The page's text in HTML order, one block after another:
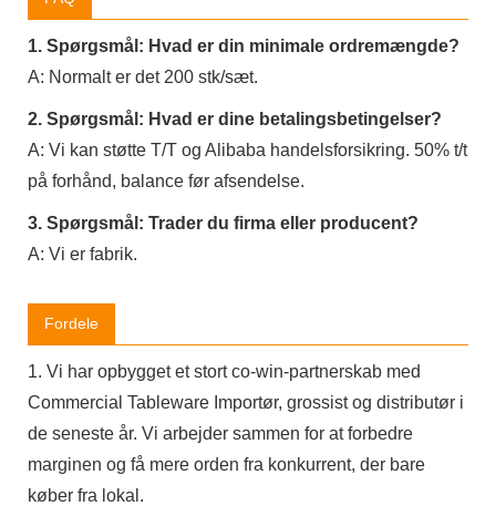
1. Spørgsmål: Hvad er din minimale ordremængde?
A: Normalt er det 200 stk/sæt.
2. Spørgsmål: Hvad er dine betalingsbetingelser?
A: Vi kan støtte T/T og Alibaba handelsforsikring. 50% t/t
på forhånd, balance før afsendelse.
3. Spørgsmål: Trader du firma eller producent?
A: Vi er fabrik.
Fordele
1. Vi har opbygget et stort co-win-partnerskab med
Commercial Tableware Importør, grossist og distributør i
de seneste år. Vi arbejder sammen for at forbedre
marginen og få mere orden fra konkurrent, der bare
køber fra lokal.